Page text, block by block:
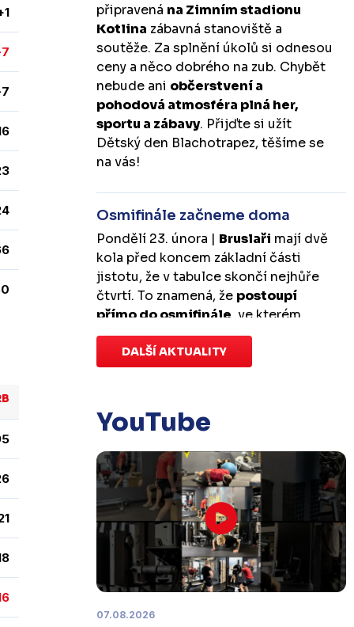
připravená na Zimním stadionu
Kotlina zábavná stanoviště a
soutěže. Za splnění úkolů si odnesou
ceny a něco dobrého na zub. Chybět
nebude ani občerstvení a
pohodová atmosféra plná her,
sportu a zábavy. Přijďte si užít
Dětský den Blachotrapez, těšíme se
na vás!
Osmifinále začneme doma
Pondělí 23. února | Bruslaři mají dvě
kola před koncem základní části
jistotu, že v tabulce skončí nejhůře
čtvrtí. To znamená, že postoupí
přímo do osmifinále , ve kterém
budou mítvýhodu domácího
prostředí.První zápas se v Kotlině
odehraje v úterý 10. března od
17:00
. Případný pátý rozhodující
duel by se hrál v Kotlině ve středu 18.
března od 18:00.
Zápas dorostu je odložen
Čtvrtek 29. ledna |Utkání dorostu v
Šumperku, které se mělo odehrát v
pátek 30. ledna ve 14:15,je
odloženo!Odehraje se v náhradním
DALŠÍ AKTUALITY
YouTube
07.08.2026